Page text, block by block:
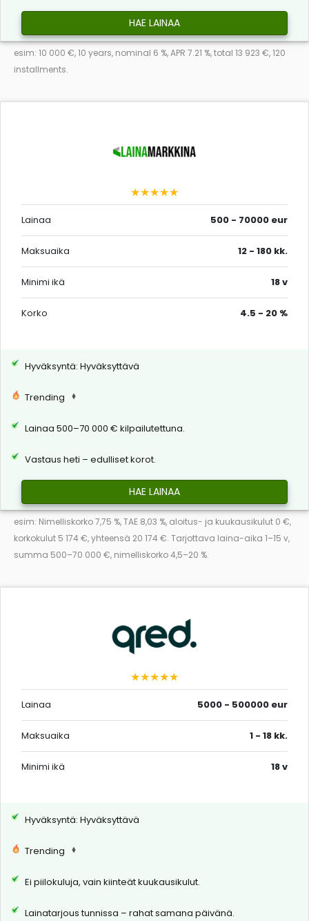
HAE LAINAA
esim: 10 000 €, 10 years, nominal 6 %, APR 7.21 %, total 13 923 €, 120
installments.
★★★★★
Lainaa 500 - 70000 eur
Maksuaika 12 - 180 kk.
Minimi ikä 18 v
Korko 4.5 - 20 %
Hyväksyntä: Hyväksyttävä
Trending
Lainaa 500–70 000 € kilpailutettuna.
Vastaus heti – edulliset korot.
HAE LAINAA
esim: Nimelliskorko 7,75 %, TAE 8,03 %, aloitus- ja kuukausikulut 0 €,
korkokulut 5 174 €, yhteensä 20 174 €. Tarjottava laina-aika 1–15 v,
summa 500–70 000 €, nimelliskorko 4,5–20 %.
★★★★★
Lainaa 5000 - 500000 eur
Maksuaika 1 - 18 kk.
Minimi ikä 18 v
Hyväksyntä: Hyväksyttävä
Trending
Ei piilokuluja, vain kiinteät kuukausikulut.
Lainatarjous tunnissa – rahat samana päivänä.